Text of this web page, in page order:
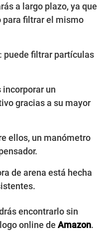
a largo plazo, ya que
para filtrar el mismo
: puede filtrar partículas
incorporar un
gracias a su mayor
ellos, un manómetro
de arena está hecha
encontrarlo sin
online de Amazon.